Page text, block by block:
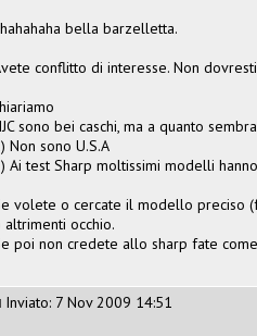
bella barzelletta.
conflitto di interesse. Non
sono bei caschi, ma a quanto
Non sono U.S.A
Ai test Sharp moltissimi modelli
volete o cercate il modello preciso
altrimenti occhio.
poi non credete allo sharp fate
Inviato: 7 Nov 2009 14:51